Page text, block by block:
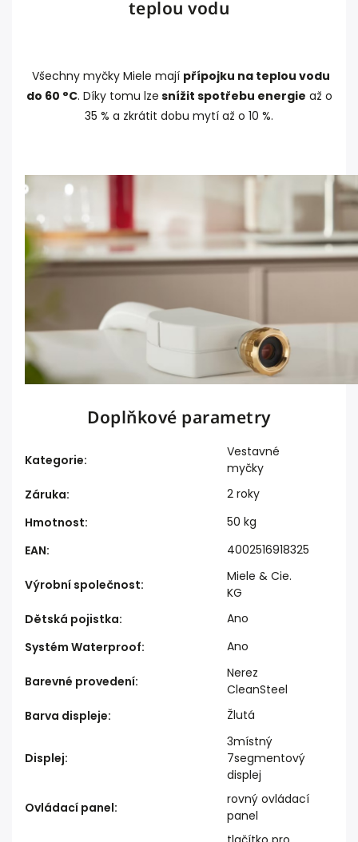
teplou vodu
Všechny myčky Miele mají přípojku na teplou vodu
do 60 °C. Díky tomu lze snížit spotřebu energie až o
35 % a zkrátit dobu mytí až o 10 %.
Doplňkové parametry
Kategorie:
Vestavné
myčky
Záruka:
2 roky
Hmotnost:
50 kg
EAN: 4002516918325
Výrobní společnost:
Miele & Cie.
KG
Dětská pojistka:
Ano
Systém Waterproof: Ano
Barevné provedení:
Nerez
CleanSteel
Barva displeje: Žlutá
Displej:
3místný
7segmentový
displej
Ovládací panel:
rovný ovládací
panel